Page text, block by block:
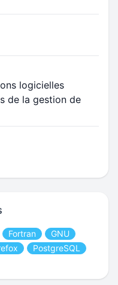
logicielles
de la gestion de
Fortran
GNU
PostgreSQL